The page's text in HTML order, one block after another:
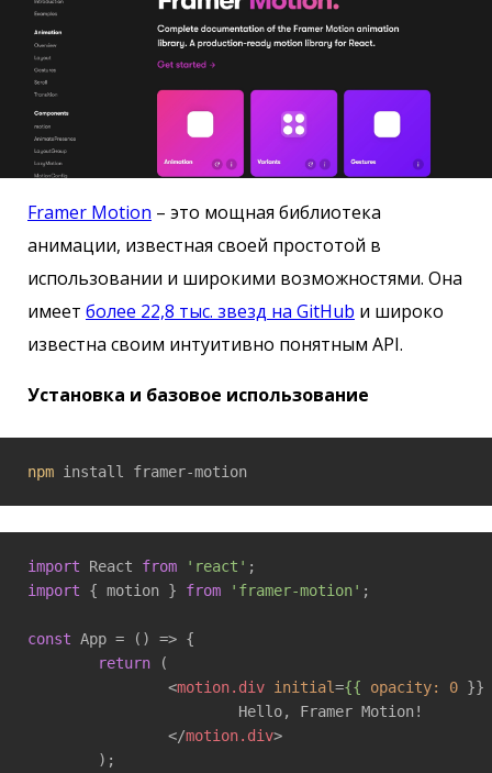
Framer Motion – это мощная библиотека
анимации, известная своей простотой в
использовании и широкими возможностями. Она
имеет более 22,8 тыс. звезд на GitHub и широко
известна своим интуитивно понятным API.
Установка и базовое использование
npm install framer-motion
import React from 'react'
import { motion } from 'framer-motion' ;
const App = () => {
return (
<motion.div initial={{ opacity: 0 }}
</motion.div>